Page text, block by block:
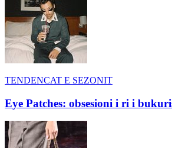
TENDENCAT E SEZONIT
Eye Patches: obsesioni i ri i